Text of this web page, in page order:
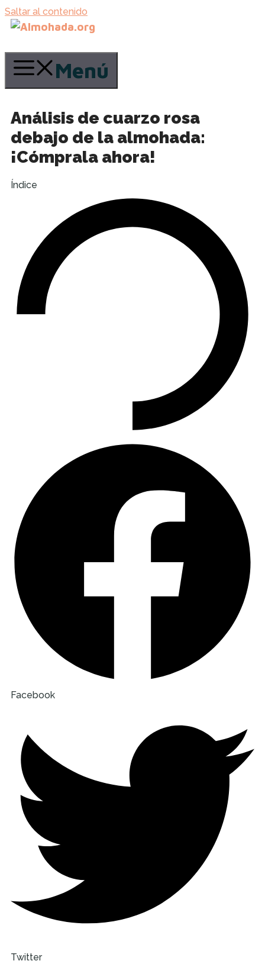
Saltar al contenido
Menú
Análisis de cuarzo rosa
debajo de la almohada:
¡Cómprala ahora!
Índice
Facebook
Twitter